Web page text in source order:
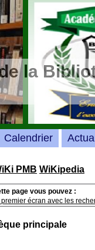
la
PMB WiKipedia
page vous pouvez :
écran avec les
principale
Calendrier